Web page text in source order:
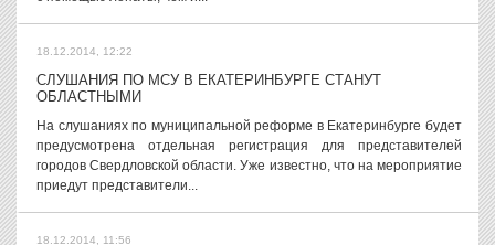
18.12.2014, 12:22
СЛУШАНИЯ ПО МСУ В ЕКАТЕРИНБУРГЕ СТАНУТ
ОБЛАСТНЫМИ
На слушаниях по муниципальной реформе в Екатеринбурге будет
предусмотрена отдельная регистрация для представителей
городов Свердловской области. Уже известно, что на мероприятие
приедут представители...
18.12.2014, 11:56